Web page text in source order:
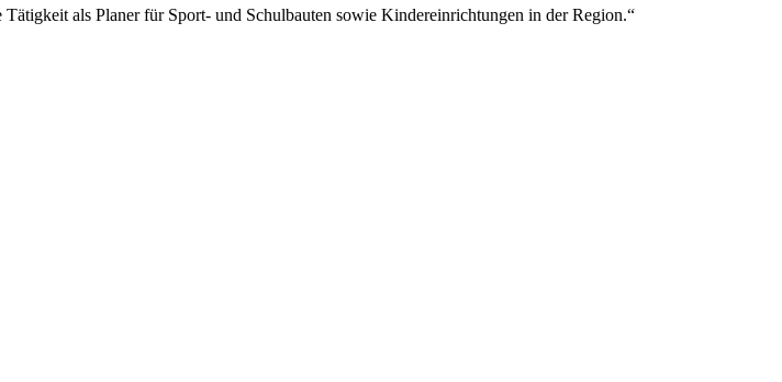
als Planer für Sport- und Schulbauten sowie Kindereinrichtungen in der Region.“